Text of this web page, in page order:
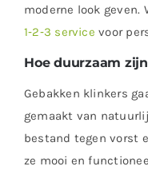
moderne look geven.
1‑2‑3 service voor
Hoe duurzaam
Gebakken klinkers
gemaakt van
bestand tegen vorst
ze mooi en